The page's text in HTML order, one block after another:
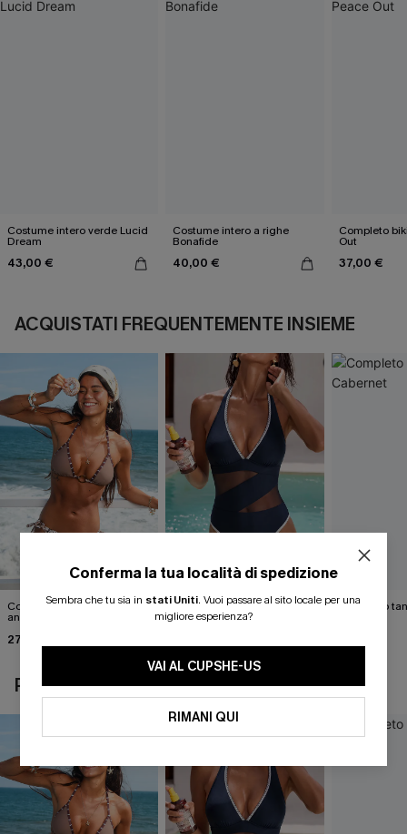
Costume intero verde Lucid
Dream
43,00 €
Costume intero a righe
Bonafide
40,00 €
Completo
Out
37,00 €
ACQUISTATI FREQUENTEMENTE INSIEME
Completo bikini con stampa
animalier molto
27,00 €
Costume intero blu Strike a
Pose
Completo
POTREBBE INTERESSARTI ANCHE
Conferma la tua località di spedizione
Sembra che tu sia in stati Uniti. Vuoi passare al sito locale per una
migliore esperienza?
VAI AL CUPSHE-US
RIMANI QUI